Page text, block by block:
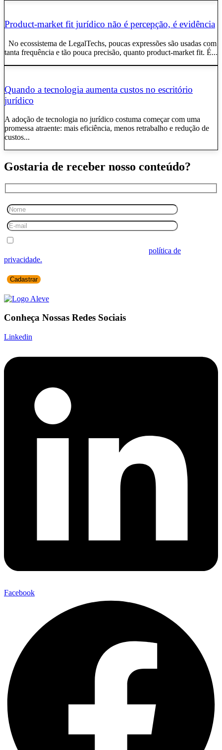
Product-market fit jurídico não é percepção, é evidência
No ecossistema de LegalTechs, poucas expressões são usadas com
tanta frequência e tão pouca precisão, quanto product-market fit. É...
Quando a tecnologia aumenta custos no escritório
jurídico
A adoção de tecnologia no jurídico costuma começar com uma
promessa atraente: mais eficiência, menos retrabalho e redução de
custos...
Gostaria de receber nosso conteúdo?
política de
privacidade.
Conheça Nossas Redes Sociais
Linkedin
Facebook